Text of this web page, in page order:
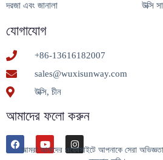
আমরা আমাদের ওয়েবসাইটে আপনাকে সেরা
দরজা এবং জানালা
উক্সি
যোগাযোগ
+86-13616182007
sales@wuxisunway.com
উক্সি, চীন
আমাদের ফলো করুন